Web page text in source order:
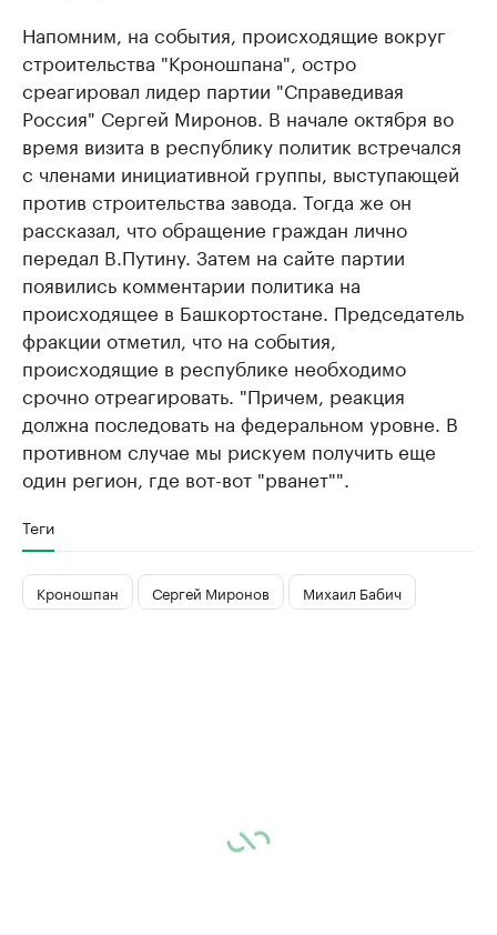
Напомним, на события, происходящие вокруг
строительства "Кроношпана", остро
среагировал лидер партии "Справедивая
Россия" Сергей Миронов. В начале октября во
время визита в республику политик встречался
с членами инициативной группы, выступающей
против строительства завода. Тогда же он
рассказал, что обращение граждан лично
передал В.Путину. Затем на сайте партии
появились комментарии политика на
происходящее в Башкортостане. Председатель
фракции отметил, что на события,
происходящие в республике необходимо
срочно отреагировать. "Причем, реакция
должна последовать на федеральном уровне. В
противном случае мы рискуем получить еще
один регион, где вот-вот "рванет"".
Теги
Кроношпан Сергей Миронов Михаил Бабич